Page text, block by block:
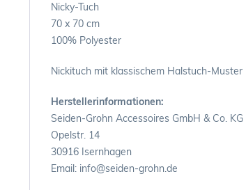
Nicky-Tuch
70 x 70 cm
100% Polyester
Nickituch mit klassischem Halstuch-
Herstellerinformationen:
Seiden-Grohn Accessoires GmbH & Co. KG
Opelstr. 14
30916 Isernhagen
Email: info@seiden-grohn.de